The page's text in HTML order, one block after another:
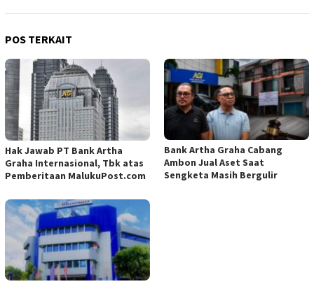
POS TERKAIT
Hak Jawab PT Bank Artha
Graha Internasional, Tbk atas
Pemberitaan MalukuPost.com
Bank Artha Graha Cabang
Ambon Jual Aset Saat
Sengketa Masih Bergulir